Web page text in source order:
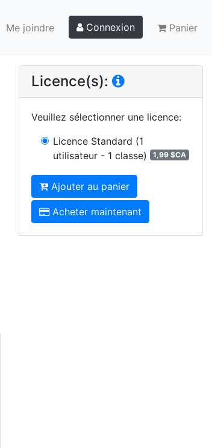
Me joindre Connexion Panier
Licence(s):
Veuillez sélectionner une licence:
Licence Standard (1
utilisateur - 1 classe)
1,99 $CA
Ajouter au panier
Acheter maintenant